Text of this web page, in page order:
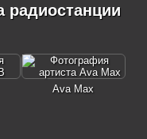
радиостанции
Ava Max